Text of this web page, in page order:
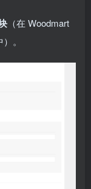
（在 Woodmart
。